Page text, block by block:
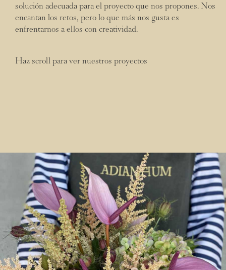
solución adecuada para el proyecto que nos propones. Nos
encantan los retos, pero lo que más nos gusta es
enfrentarnos a ellos con creatividad.
Haz scroll para ver nuestros proyectos